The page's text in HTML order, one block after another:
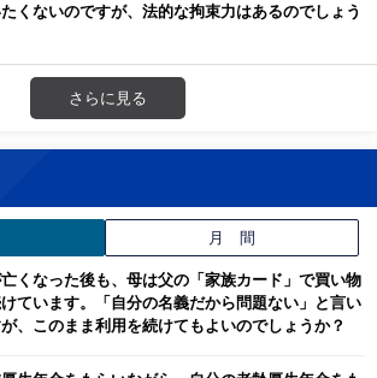
くないのですが、法的な拘束力はあるのでしょう
さらに見る
月 間
くなった後も、母は父の「家族カード」で買い物
ています。「自分の名義だから問題ない」と言い
が、このまま利用を続けてもよいのでしょうか？